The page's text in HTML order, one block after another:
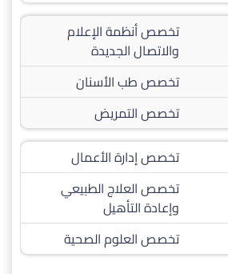
تخصص أنظمة الإعلام
والاتصال الجديدة
تخصص طب الأسنان
تخصص التمريض
تخصص إدارة الأعمال
تخصص العلاج الطبيعي
وإعادة التأهيل
تخصص العلوم الصحية